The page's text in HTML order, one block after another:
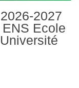
2027
Ecole